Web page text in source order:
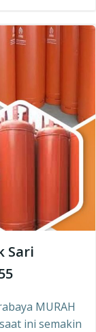
Sari
MURAH
ini semakin